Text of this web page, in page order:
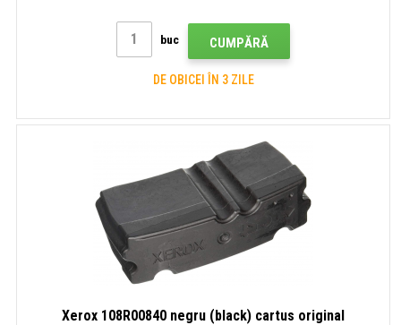
buc CUMPĂRĂ
DE OBICEI ÎN 3 ZILE
Xerox 108R00840 negru (black) cartus original